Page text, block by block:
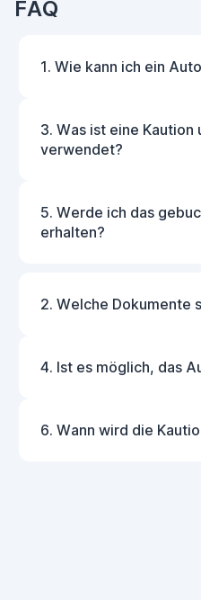
FAQ
1. Wie kann ich ein
3. Was ist eine
verwendet?
5. Werde ich das
erhalten?
2. Welche Dokumente
4. Ist es möglich, das
6. Wann wird die